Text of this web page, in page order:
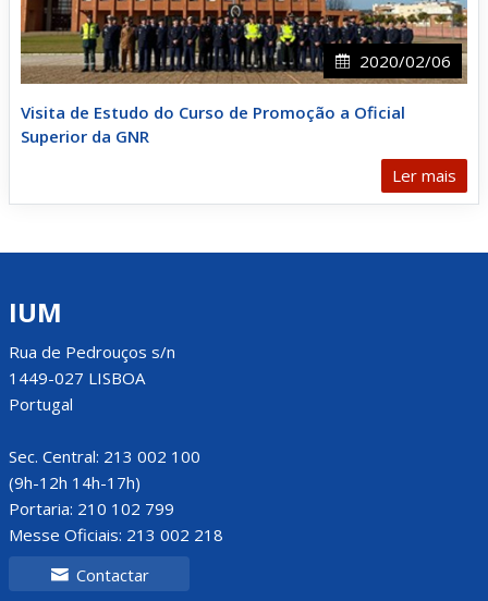
2020/02/06
Visita de Estudo do Curso de Promoção a Oficial
Superior da GNR
Ler mais
IUM
Rua de Pedrouços s/n
1449-027 LISBOA
Portugal
Sec. Central: 213 002 100
(9h-12h 14h-17h)
Portaria: 210 102 799
Messe Oficiais: 213 002 218
Contactar